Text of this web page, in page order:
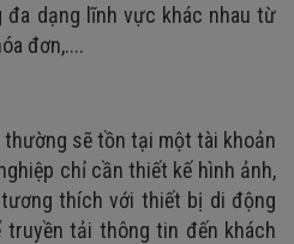
đa dạng lĩnh vực khác nhau từ
đơn,....
sẽ tồn tại một tài khoản
chỉ cần thiết kế hình ảnh,
thích với thiết bị di động
tải thông tin đến khách